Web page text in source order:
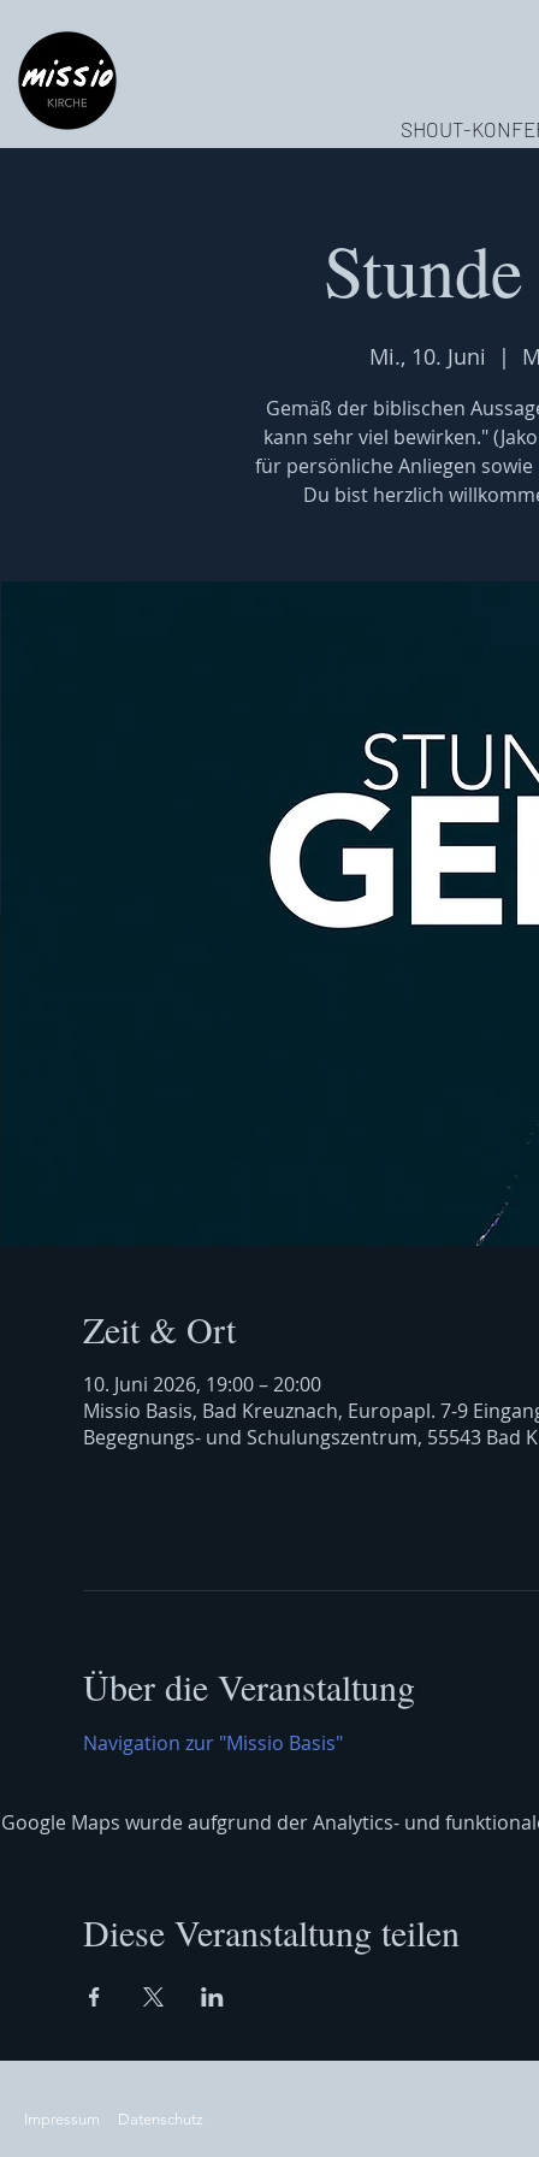
SHOUT-
Mi., 10. Juni
  |
Gemäß der biblischen
kann sehr viel bewirken."
für persönliche Anliegen
Du bist herzlich
Zeit & Ort
10. Juni 2026, 19:00 – 20:00
Missio Basis, Bad Kreuznach, Europapl. 7-9
Begegnungs- und Schulungszentrum, 55543 Bad
Über die Veranstaltung
Navigation zur "Missio Basis"
Google Maps wurde aufgrund der Analytics- und
Diese Veranstaltung teilen
Impressum Datenschutz